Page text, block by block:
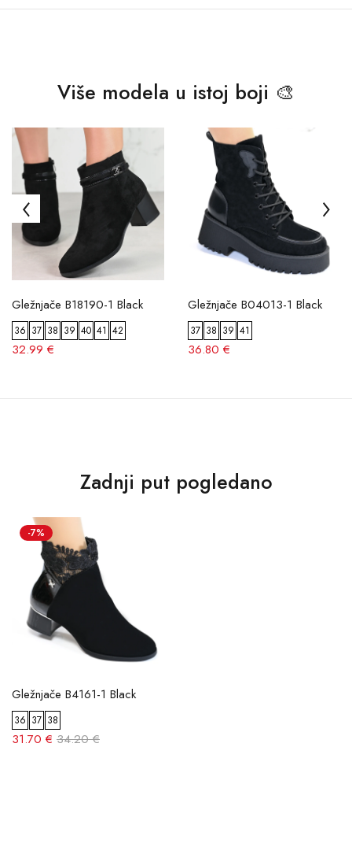
Više modela u istoj boji 🎨
Gležnjače B18190-1 Black
36 37 38 39 40 41 42
32.99 €
Gležnjače B04013-1 Black
37 38 39 41
36.80 €
Zadnji put pogledano
-7%
Gležnjače B4161-1 Black
36 37 38
31.70 € 34.20 €